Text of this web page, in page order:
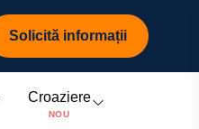
Solicită informații
Croaziere
NOU